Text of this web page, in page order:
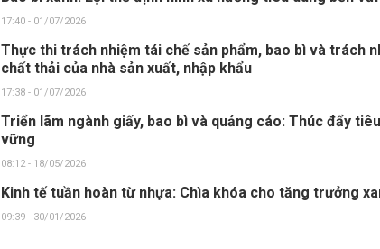
17:40 - 01/07/2026
Thực thi trách nhiệm tái chế sản phẩm, bao bì và trách
chất thải của nhà sản xuất, nhập khẩu
17:38 - 01/07/2026
Triển lãm ngành giấy, bao bì và quảng cáo: Thúc đẩy
vững
08:12 - 18/05/2026
Kinh tế tuần hoàn từ nhựa: Chìa khóa cho tăng trưởng
09:39 - 30/01/2026